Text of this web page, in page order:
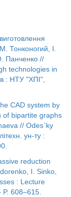
Тонконогий, І.
Панченко //
technologies in
: НТУ "ХПІ",
CAD system by
of bipartite graphs
// Odes`ky
ун-ту :
reduction
I. Sinko,
: Lecture
608–615.